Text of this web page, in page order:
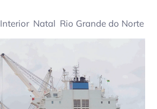
Interior Natal Rio Grande do Norte